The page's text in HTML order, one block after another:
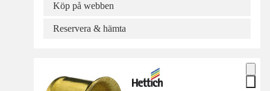
Köp på webben
Reservera & hämta